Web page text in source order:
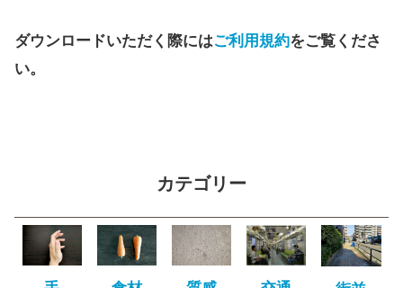
ダウンロードいただく際にはご利用規約をご覧くださ
い。
カテゴリー